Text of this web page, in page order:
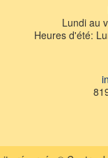
Lundi au
Heures d'été: